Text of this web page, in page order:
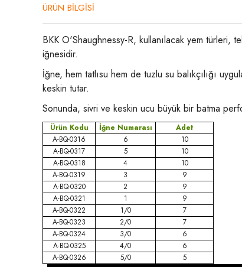
ÜRÜN BİLGİSİ
BKK O'Shaughnessy-R, kullanılacak yem türleri,
iğnesidir.
İğne, hem tatlısu hem de tuzlu su balıkçılığı
keskin tutar.
Sonunda, sivri ve keskin ucu büyük bir batma
Ürün Kodu İğne Numarası
Adet
A-BQ-0316
6
10
A-BQ-0317
5
10
A-BQ-0318
4
10
A-BQ-0319
3
9
A-BQ-0320
2
9
A-BQ-0321
1
9
A-BQ-0322
1/0
7
A-BQ-0323
2/0
7
A-BQ-0324
3/0
6
A-BQ-0325
4/0
6
A-BQ-0326
5/0 5